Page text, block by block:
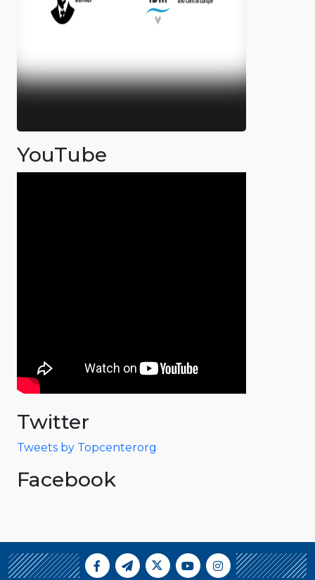
YouTube
Twitter
Tweets by Topcenterorg
Facebook